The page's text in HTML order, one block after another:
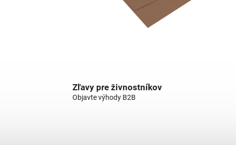
Zľavy pre živnostníkov
Objavte výhody B2B